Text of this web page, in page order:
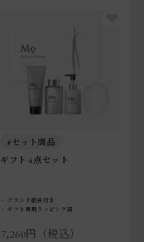
セット商品
ギフト 4点セット
ブランド紙袋付き
ギフト専用ラッピング済
7,260円（税込）